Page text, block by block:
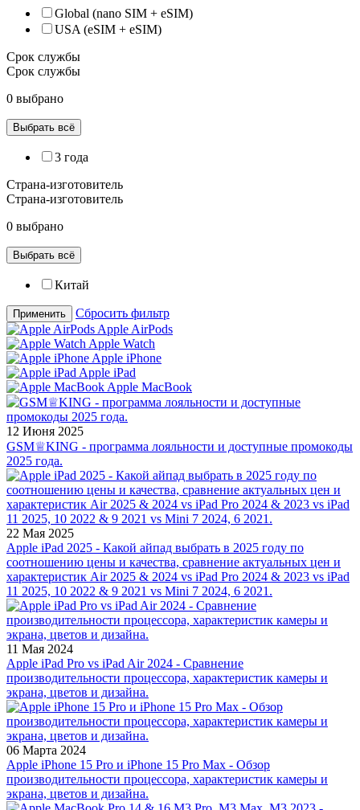
Global (nano SIM + eSIM)
USA (eSIM + eSIM)
Срок службы
Срок службы
0 выбрано
Выбрать всё
3 года
Страна-изготовитель
Страна-изготовитель
0 выбрано
Выбрать всё
Китай
Применить
Сбросить фильтр
Apple AirPods
Apple Watch
Apple iPhone
Apple iPad
Apple MacBook
12 Июня 2025
GSM♕KING - программа лояльности и доступные промокоды
2025 года.
22 Мая 2025
Apple iPad 2025 - Какой айпад выбрать в 2025 году по
соотношению цены и качества, сравнение актуальных цен и
характеристик Air 2025 & 2024 vs iPad Pro 2024 & 2023 vs iPad
11 2025, 10 2022 & 9 2021 vs Mini 7 2024, 6 2021.
11 Мая 2024
Apple iPad Pro vs iPad Air 2024 - Сравнение
производительности процессора, характеристик камеры и
экрана, цветов и дизайна.
06 Марта 2024
Apple iPhone 15 Pro и iPhone 15 Pro Max - Обзор
производительности процессора, характеристик камеры и
экрана, цветов и дизайна.